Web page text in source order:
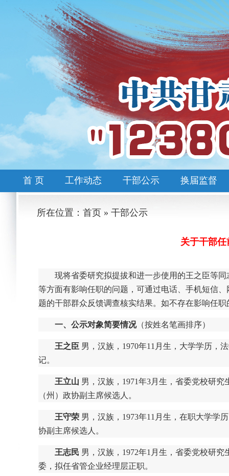
首 页 工作动态 干部公示 换届监督
所在位置：首页 » 干部公示
关于干部任
现将省委研究拟提拔和进一步使用的王之臣等
等方面有影响任职的问题，可通过电话、手机短信
题的干部群众反馈调查核实结果。如不存在影响任
一、公示对象简要情况（按姓名笔画排序）
王之臣 男，汉族，1970年11月生，大学学历，
记。
王立山 男，汉族，1971年3月生，省委党校研
（州）政协副主席候选人。
王守荣 男，汉族，1973年11月生，在职大学学
协副主席候选人。
王志民 男，汉族，1972年1月生，省委党校研
委，拟任省管企业经理层正职。